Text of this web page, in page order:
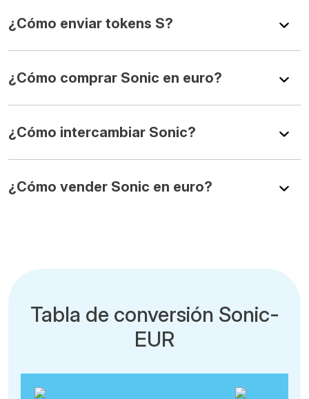
¿Cómo enviar tokens S?
¿Cómo comprar Sonic en euro?
¿Cómo intercambiar Sonic?
¿Cómo vender Sonic en euro?
Tabla de conversión Sonic-
EUR